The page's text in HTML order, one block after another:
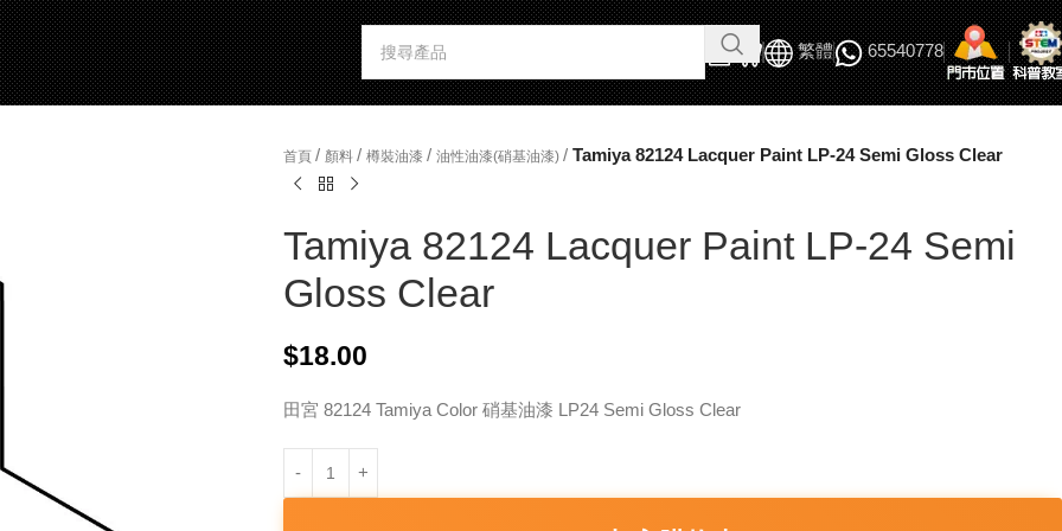
繁體 65540778
首頁 / 顏料 / 樽裝油漆 / 油性油漆(硝基油漆) / Tamiya 82124 Lacquer Paint LP-24 Semi Gloss Clear
Tamiya 82124 Lacquer Paint LP-24 Semi
Gloss Clear
$18.00
田宮 82124 Tamiya Color 硝基油漆 LP24 Semi Gloss Clear